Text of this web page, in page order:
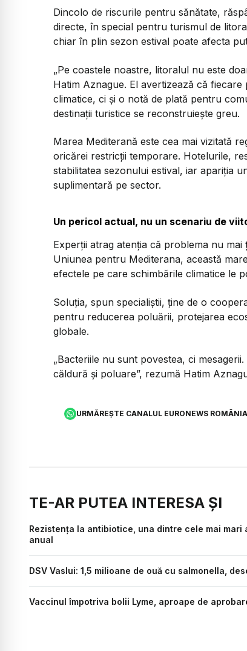
Dincolo de riscurile pentru sănătate,
directe, în special pentru turismul de
chiar în plin sezon estival poate afecta
„Pe coastele noastre, litoralul nu este
Hatim Aznague. El avertizează că
climatice, ci și o notă de plată pentru
destinații turistice se reconstruiește greu.
Marea Mediterană este cea mai vizitată
oricărei restricții temporare. Hotelurile,
stabilitatea sezonului estival, iar apariția
suplimentară pe sector.
Un pericol actual, nu un scenariu de
Experții atrag atenția că problema nu
Uniunea pentru Mediterana, această
efectele pe care schimbările climatice le
Soluția, spun specialiștii, ține de o
pentru reducerea poluării, protejarea
globale.
„Bacteriile nu sunt povestea, ci
căldură și poluare”, rezumă Hatim
URMĂREȘTE CANALUL EURONEWS
TE-AR PUTEA INTERESA ȘI
Rezistența la antibiotice, una dintre cele mai
anual
DSV Vaslui: 1,5 milioane de ouă cu salmonella,
Vaccinul împotriva bolii Lyme, aproape de